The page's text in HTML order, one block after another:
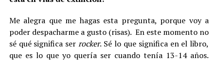
Me alegra que me hagas esta pregunta, porque voy a
poder despacharme a gusto (risas). En este momento no
sé qué significa serrocker. Sé lo que significa en el libro,
que es lo que yo quería ser cuando tenía 13-14 años.